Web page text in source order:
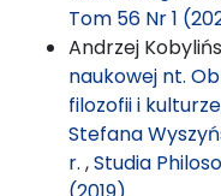
Tom 56 Nr 1
Andrzej
naukowej nt.
filozofii i
Stefana
r. ,Studia